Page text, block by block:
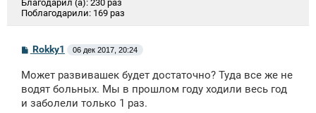
Благодарил (а): 230 раз
Поблагодарили: 169 раз
С
б
щ
е
н
Rokky1 06 дек 2017, 20:24
Может развивашек будет достаточно? Туда все же не
водят больных. Мы в прошлом году ходили весь год
и заболели только 1 раз.